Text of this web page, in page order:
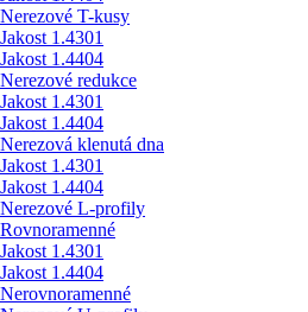
Nerezové T-kusy
Jakost 1.4301
Jakost 1.4404
Nerezové redukce
Jakost 1.4301
Jakost 1.4404
Nerezová klenutá dna
Jakost 1.4301
Jakost 1.4404
Nerezové L-profily
Rovnoramenné
Jakost 1.4301
Jakost 1.4404
Nerovnoramenné